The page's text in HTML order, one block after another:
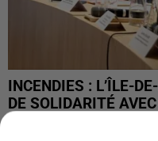
INCENDIES : L’ÎLE-
DE SOLIDARITÉ